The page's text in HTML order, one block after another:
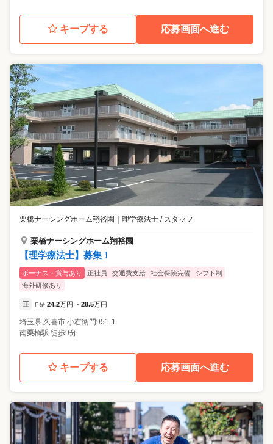
キープする 応募画面へ進む
栗橋ナーシングホーム翔裕園 理学療法士 / スタッフ
栗橋ナーシングホーム翔裕園
【理学療法士】募集！
ボーナス・賞与あり 正社員 交通費支給 社会保険完備
シフト制
海外研修あり
正 月給 24.2万円 ~ 28.5万円
埼玉県 久喜市 小右衛門951-1
南栗橋駅 徒歩9分
キープする 応募画面へ進む